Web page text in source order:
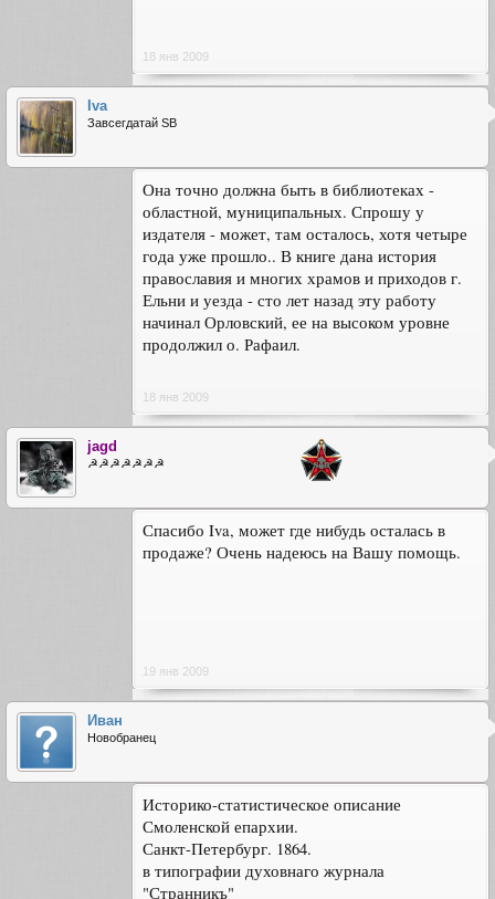
18 янв 2009
Iva
Завсегдатай SB
Она точно должна быть в библиотеках -
областной, муниципальных. Спрошу у
издателя - может, там осталось, хотя четыре
года уже прошло.. В книге дана история
православия и многих храмов и приходов г.
Ельни и уезда - сто лет назад эту работу
начинал Орловский, ее на высоком уровне
продолжил о. Рафаил.
18 янв 2009
jagd
☭☭☭☭☭☭☭
Спасибо Iva, может где нибудь осталась в
продаже? Очень надеюсь на Вашу помощь.
19 янв 2009
Иван
Новобранец
Историко-статистическое описание
Смоленской епархии.
Санкт-Петербург. 1864.
в типографии духовнаго журнала
"Странникъ"